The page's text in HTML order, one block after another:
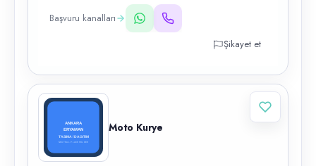
Başvuru kanalları
Şikayet et
Moto Kurye